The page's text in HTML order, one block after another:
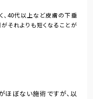
、40代以上など皮膚の下垂
それよりも短くなることが
ほぼない施術ですが、以